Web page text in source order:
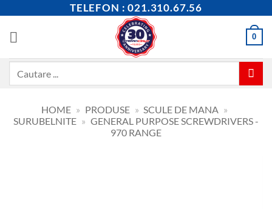
content
TELEFON : 021.310.67.56
0
HOME » PRODUSE » SCULE DE MANA »
SURUBELNITE » GENERAL PURPOSE SCREWDRIVERS -
970 RANGE